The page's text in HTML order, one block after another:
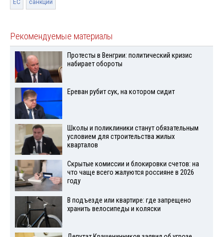
ЕС санкции
Рекомендуемые материалы
Протесты в Венгрии: политический кризис
набирает обороты
Ереван рубит сук, на котором сидит
Школы и поликлиники станут обязательным
условием для строительства жилых
кварталов
Скрытые комиссии и блокировки счетов: на
что чаще всего жалуются россияне в 2026
году
В подъезде или квартире: где запрещено
хранить велосипеды и коляски